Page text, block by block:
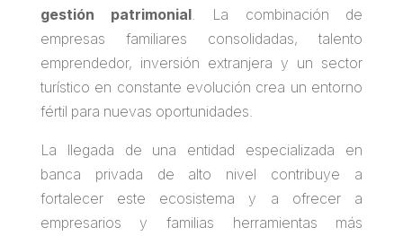
gestión patrimonial . La combinación de
empresas familiares consolidadas, talento
emprendedor, inversión extranjera y un sector
turístico en constante evolución crea un entorno
fértil para nuevas oportunidades.
La llegada de una entidad especializada en
banca privada de alto nivel contribuye a
fortalecer este ecosistema y a ofrecer a
empresarios y familias herramientas más